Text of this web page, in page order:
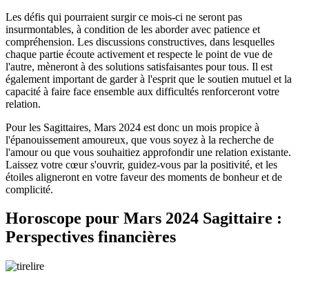
Les défis qui pourraient surgir ce mois-ci ne seront pas
insurmontables, à condition de les aborder avec patience et
compréhension. Les discussions constructives, dans lesquelles
chaque partie écoute activement et respecte le point de vue de
l'autre, mèneront à des solutions satisfaisantes pour tous. Il est
également important de garder à l'esprit que le soutien mutuel et la
capacité à faire face ensemble aux difficultés renforceront votre
relation.
Pour les Sagittaires, Mars 2024 est donc un mois propice à
l'épanouissement amoureux, que vous soyez à la recherche de
l'amour ou que vous souhaitiez approfondir une relation existante.
Laissez votre cœur s'ouvrir, guidez-vous par la positivité, et les
étoiles aligneront en votre faveur des moments de bonheur et de
complicité.
Horoscope pour Mars 2024 Sagittaire :
Perspectives financières